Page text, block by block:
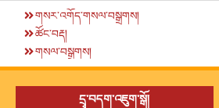
གསར་འགོད་གསལ་བསྒྲགས།
ཚོང་བརྡ།
གསལ་བསྒྲགས།
དྲྭ་བདག་འཇུག་སྒོ།